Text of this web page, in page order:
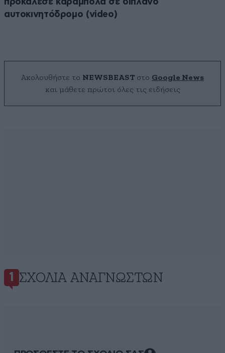
αυτοκινητόδρομο (video)
Ακολουθήστε το NEWSBEAST στο Google News
και μάθετε πρώτοι όλες τις ειδήσεις
1 ΣΧΌΛΙΑ ΑΝΑΓΝΩΣΤΏΝ